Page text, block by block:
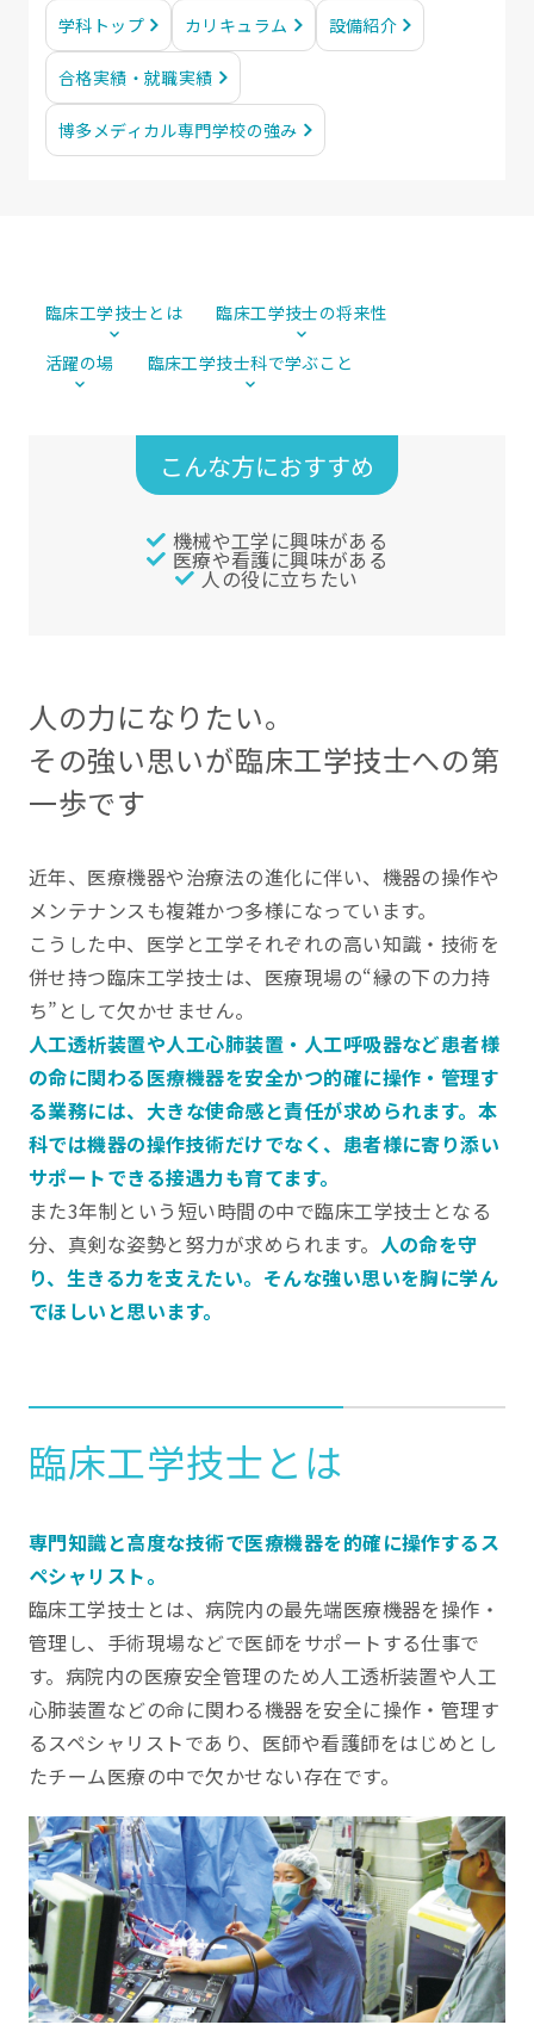
学科トップ カリキュラム 設備紹介
合格実績・就職実績
博多メディカル専門学校の強み
臨床工学技士とは 臨床工学技士の将来性
活躍の場 臨床工学技士科で学ぶこと
こんな方におすすめ
機械や工学に興味がある
医療や看護に興味がある
人の役に立ちたい
人の力になりたい。
その強い思いが臨床工学技士への第
一歩です
近年、医療機器や治療法の進化に伴い、機器の操作や
メンテナンスも複雑かつ多様になっています。
こうした中、医学と工学それぞれの高い知識・技術を
併せ持つ臨床工学技士は、医療現場の“縁の下の力持
ち”として欠かせません。
人工透析装置や人工心肺装置・人工呼吸器など患者様
の命に関わる医療機器を安全かつ的確に操作・管理す
る業務には、大きな使命感と責任が求められます。本
科では機器の操作技術だけでなく、患者様に寄り添い
サポートできる接遇力も育てます。
また3年制という短い時間の中で臨床工学技士となる
分、真剣な姿勢と努力が求められます。 人の命を守
り、生きる力を支えたい。そんな強い思いを胸に学ん
でほしいと思います。
臨床工学技士とは
専門知識と高度な技術で医療機器を的確に操作するス
ペシャリスト。
臨床工学技士とは、病院内の最先端医療機器を操作・
管理し、手術現場などで医師をサポートする仕事で
す。病院内の医療安全管理のため人工透析装置や人工
心肺装置などの命に関わる機器を安全に操作・管理す
るスペシャリストであり、医師や看護師をはじめとし
たチーム医療の中で欠かせない存在です。